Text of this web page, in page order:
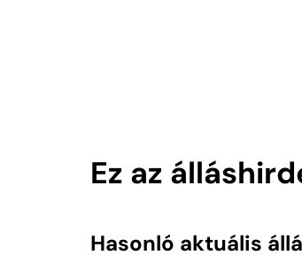
Ez az
Hasonló aktuális